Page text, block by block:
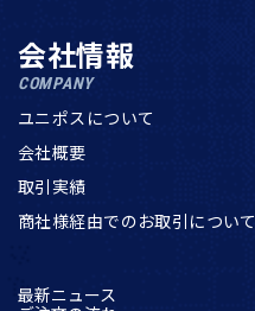
会社情報
COMPANY
ユニポスについて
会社概要
取引実績
商社様経由でのお取引について
最新ニュース